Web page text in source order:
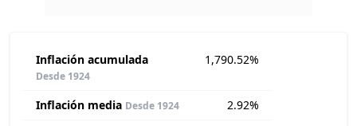
Inflación acumulada
Desde 1924
1,790.52%
Inflación media Desde 1924
2.92%